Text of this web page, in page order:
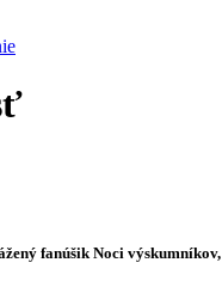
fanúšik Noci výskumníkov,